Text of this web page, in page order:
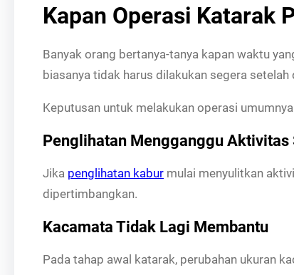
Kapan Operasi Katarak
Banyak orang bertanya-tanya kapan waktu
biasanya tidak harus dilakukan segera
Keputusan untuk melakukan operasi
Penglihatan Mengganggu Aktivitas
Jika penglihatan kabur mulai menyulitkan
dipertimbangkan.
Kacamata Tidak Lagi Membantu
Pada tahap awal katarak, perubahan ukuran